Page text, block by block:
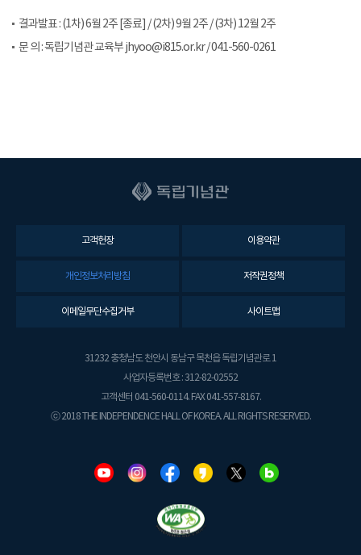
결과발표 : (1차) 6월 2주 [종료] / (2차) 9월 2주 / (3차) 12월 2주
문 의 : 독립기념관 교육부 jhyoo@i815.or.kr / 041-560-0261
고객헌장 이용약관
개인정보처리방침 저작권정책
이메일무단수집거부 사이트맵
31232 충청남도 천안시 동남구 목천읍 독립기념관로 1
사업자등록번호 : 312-82-02552
고객센터 041-560-0114. FAX 041-557-8167.
ⓒ 2018 THE INDEPENDENCE HALL OF KOREA. ALL RIGHTS RESERVED.